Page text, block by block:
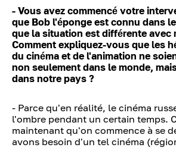
- Vous avez commencé votre
que Bob l'éponge est connu dans
que la situation est différente avec
Comment expliquez-vous que les
du cinéma et de l'animation ne
non seulement dans le monde,
dans notre pays ?
- Parce qu'en réalité, le cinéma
l'ombre pendant un certain temps.
maintenant qu'on commence à se
avons besoin d'un tel cinéma